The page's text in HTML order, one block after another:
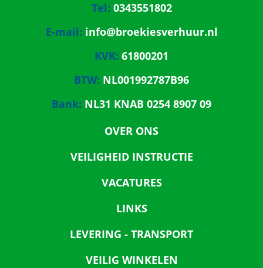
Tel: 0343551802
E-mail: info@broekiesverhuur.nl
KVK: 61800201
BTW: NL001992787B96
Bank: NL31 KNAB 0254 8907 09
OVER ONS
VEILIGHEID INSTRUCTIE
VACATURES
LINKS
LEVERING - TRANSPORT
VEILIG WINKELEN